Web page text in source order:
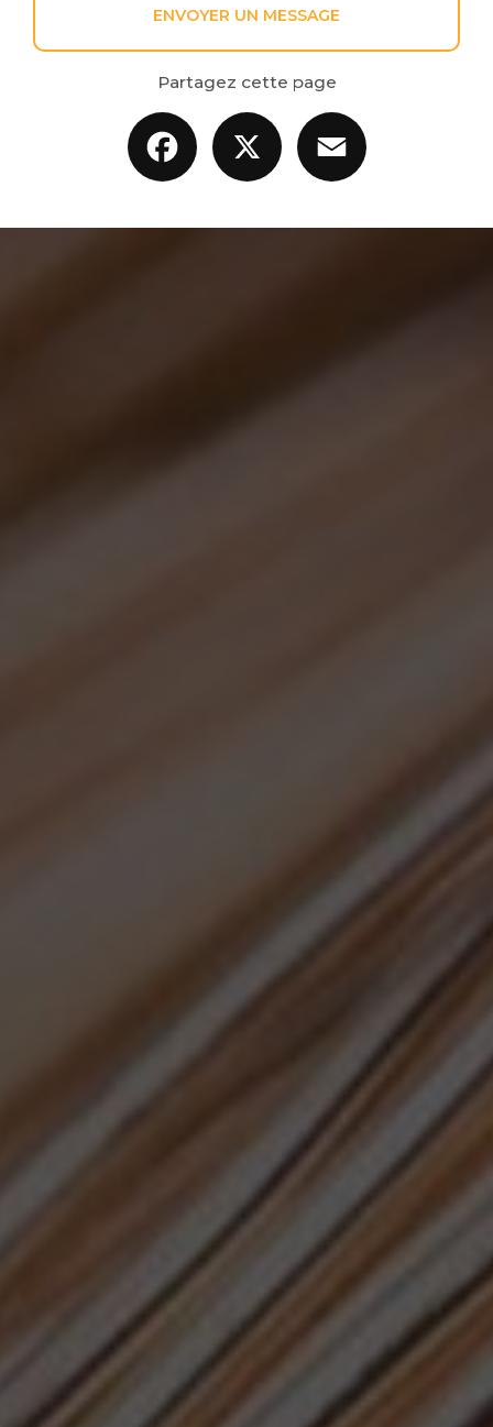
ENVOYER UN MESSAGE
Partagez cette page
Facebook